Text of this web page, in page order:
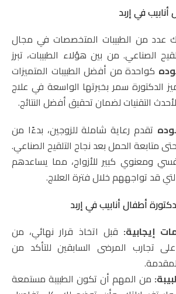
في إربد
عدد من الطبيبات المتخصصات في مجال
الصناعي. من بين هؤلاء الطبيبات، تبرز
كواحدة من أفضل الطبيبات المتميزات
الدكتورة سمر بخبرتها الواسعة في علاج
التقنيات لضمان تحقيق أفضل النتائج.
تقدم رعاية شاملة للزوجين، بدءًا من
متابعة الحمل بعد نجاح التلقيح الصناعي.
ومعنوي كبير للأزواج، مما يساعدهم
قد تواجههم خلال فترة العلاج.
أطفال أنابيب في إربد
إيجابية: قبل اتخاذ قرار نهائي، من
على تجارب المرضى السابقين للتأكد من
من المهم أن تكون الطبيبة مستمعة